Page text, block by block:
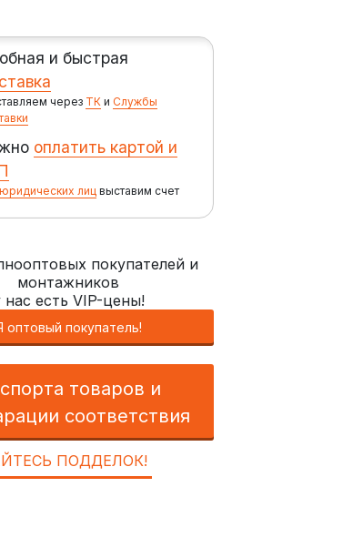
и быстрая
через ТКи Службы
оплатить картой и
юридических лицвыставим счет
покупателей и
монтажников
нас есть VIP-цены!
оптовый покупатель!
товаров и
соответствия
ПОДДЕЛОК!